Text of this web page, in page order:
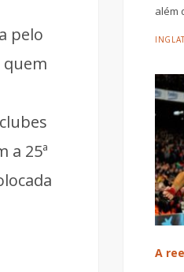
pelo
quem
a 25ª
além
A